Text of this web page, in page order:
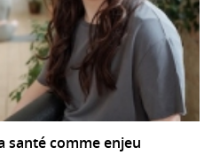
santé comme enjeu